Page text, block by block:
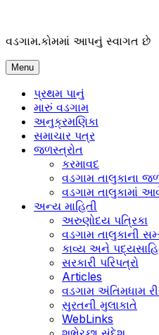
content
વડગામ.કોમમાં આપનું સ્વાગત છે
Menu
પ્રથમ પાનું
મારું વડગામ
અનુક્રમણિકા
સમાચાર પત્ર
જળસ્ત્રોત
કરમાવદ
વડગામ તાલુકાના
વડગામ તાલુકામાં
અન્ય માહિતી
અરુણોદય પત્રિકા
વડગામ તાલુકાની
કાવ્ય અને
સરકારી પરિપત્રો
Articles
વડગામ અંતિમધામ
સુરતની મુલાકાતે
WebLinks